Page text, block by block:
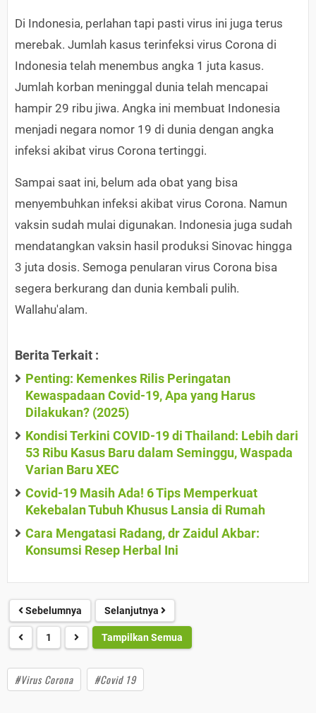
Di Indonesia, perlahan tapi pasti virus ini juga terus
merebak. Jumlah kasus terinfeksi virus Corona di
Indonesia telah menembus angka 1 juta kasus.
Jumlah korban meninggal dunia telah mencapai
hampir 29 ribu jiwa. Angka ini membuat Indonesia
menjadi negara nomor 19 di dunia dengan angka
infeksi akibat virus Corona tertinggi.
Sampai saat ini, belum ada obat yang bisa
menyembuhkan infeksi akibat virus Corona. Namun
vaksin sudah mulai digunakan. Indonesia juga sudah
mendatangkan vaksin hasil produksi Sinovac hingga
3 juta dosis. Semoga penularan virus Corona bisa
segera berkurang dan dunia kembali pulih.
Wallahu'alam.
Berita Terkait :
Penting: Kemenkes Rilis Peringatan
Kewaspadaan Covid-19, Apa yang Harus
Dilakukan? (2025)
Kondisi Terkini COVID-19 di Thailand: Lebih dari
53 Ribu Kasus Baru dalam Seminggu, Waspada
Varian Baru XEC
Covid-19 Masih Ada! 6 Tips Memperkuat
Kekebalan Tubuh Khusus Lansia di Rumah
Cara Mengatasi Radang, dr Zaidul Akbar:
Konsumsi Resep Herbal Ini
Sebelumnya Selanjutnya
1 Tampilkan Semua
#Virus Corona #Covid 19